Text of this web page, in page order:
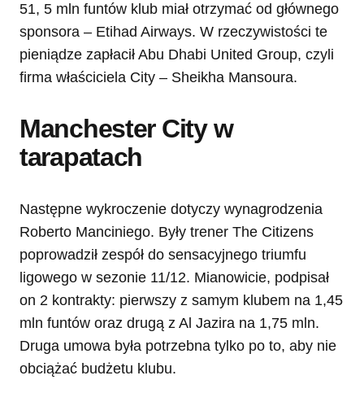
51, 5 mln funtów klub miał otrzymać od głównego
sponsora – Etihad Airways. W rzeczywistości te
pieniądze zapłacił Abu Dhabi United Group, czyli
firma właściciela City – Sheikha Mansoura.
Manchester City w
tarapatach
Następne wykroczenie dotyczy wynagrodzenia
Roberto Manciniego. Były trener The Citizens
poprowadził zespół do sensacyjnego triumfu
ligowego w sezonie 11/12. Mianowicie, podpisał
on 2 kontrakty: pierwszy z samym klubem na 1,45
mln funtów oraz drugą z Al Jazira na 1,75 mln.
Druga umowa była potrzebna tylko po to, aby nie
obciążać budżetu klubu.